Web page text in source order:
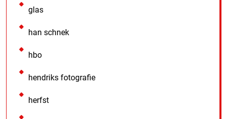
glas
han schnek
hbo
hendriks fotografie
herfst